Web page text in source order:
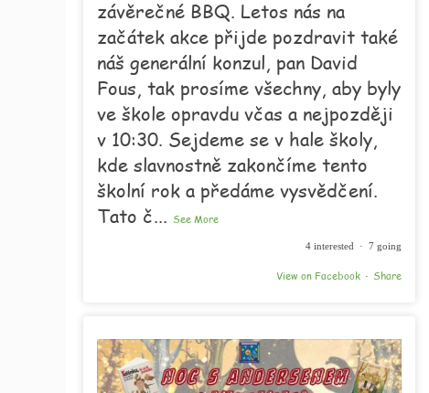
závěrečné BBQ. Letos nás na
začátek akce přijde pozdravit také
náš generální konzul, pan David
Fous, tak prosíme všechny, aby byly
ve škole opravdu včas a nejpozději
v 10:30. Sejdeme se v hale školy,
kde slavnostně zakončíme tento
školní rok a předáme vysvědčení.
Tato č... See More
4 interested · 7 going
View on Facebook · Share